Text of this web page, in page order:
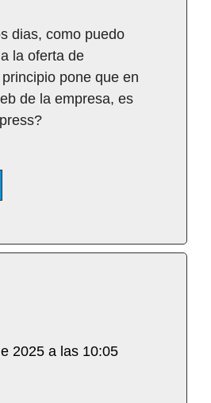
dias, como puedo
la oferta de
pone que en
de la empresa, es
2025 a las 10:05